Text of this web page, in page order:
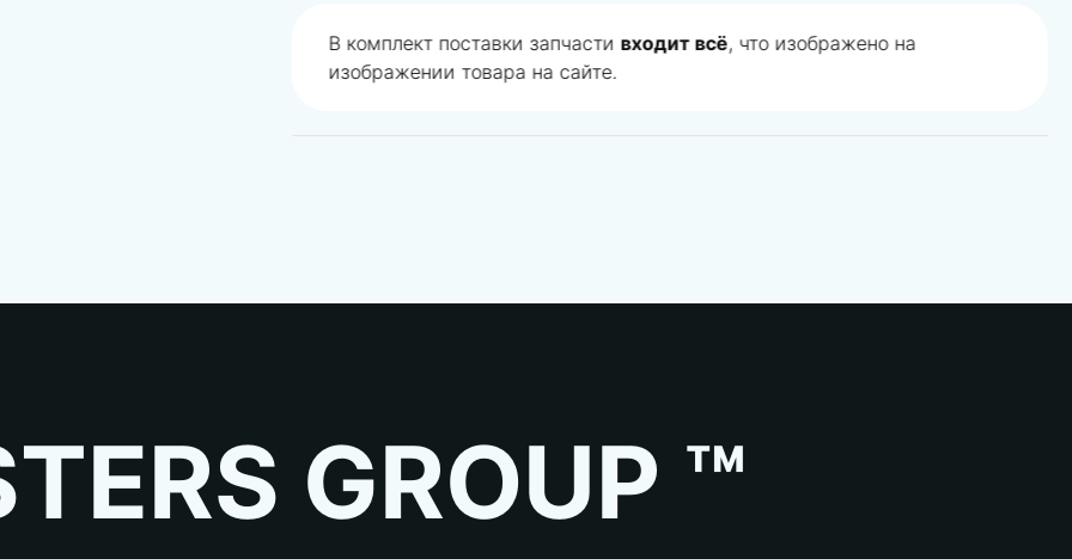
В комплект поставки запчасти входит всё, что изображено на
изображении товара на сайте.
GROUP ™